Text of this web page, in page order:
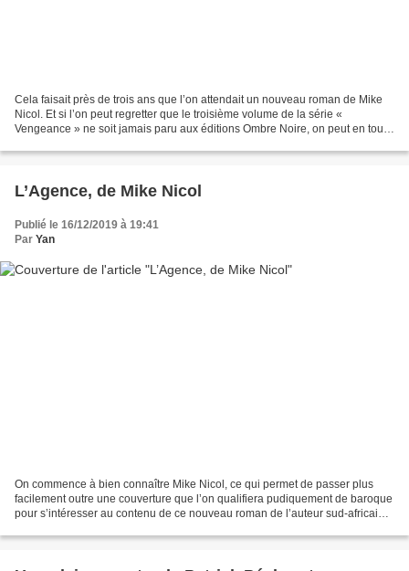
Cela faisait près de trois ans que l’on attendait un nouveau roman de Mike
Nicol. Et si l’on peut regretter que le troisième volume de la série «
Vengeance » ne soit jamais paru aux éditions Ombre Noire, on peut en tout
L’Agence, de Mike Nicol
Publié le 16/12/2019 à 19:41
Par Yan
On commence à bien connaître Mike Nicol, ce qui permet de passer plus
facilement outre une couverture que l’on qualifiera pudiquement de baroque
pour s’intéresser au contenu de ce nouveau roman de l’auteur sud-africain.